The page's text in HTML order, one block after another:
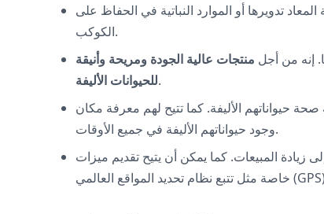
تدويرها أو الموارد النباتية في الحفاظ على
الكوكب.
إنه من أجل منتجات عالية الجودة ومريحة وأنيقة
للحيوانات الأليفة.
صحة حيواناتهم الأليفة. كما تتيح لهم معرفة مكان
وجود حيواناتهم الأليفة في جميع الأوقات.
زيادة المبيعات. كما يمكن أن يتيح تقديم ميزات